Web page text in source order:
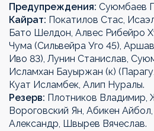
Предупреждения: Суюмбаев
Кайрат: Покатилов Стас,
Бато Шелдон, Алвес Рибейро
Чума (Сильвейра Уго 45),
Иво 83), Лунин Станислав,
Исламхан Бауыржан (к)
Куат Исламбек, Алип Нуралы.
Резерв: Плотников Владимир,
Вороговский Ян, Абикен
Александр, Швырев Вячеслав.